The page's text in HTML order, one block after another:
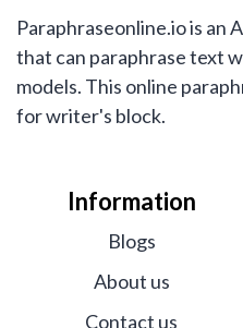
Paraphraseonline.io is an
that can paraphrase text
models. This online
for writer's block.
Information
Blogs
About us
Contact us